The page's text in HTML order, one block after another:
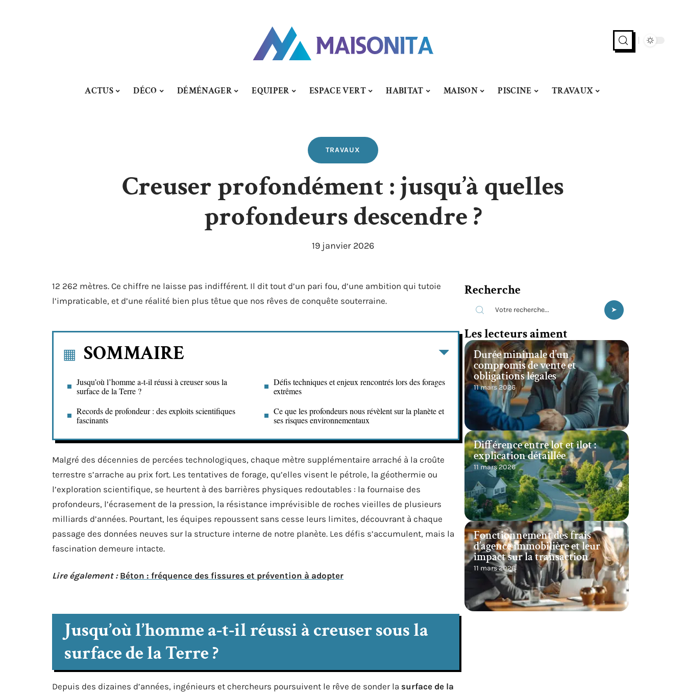
ACTUS DÉCO DÉMÉNAGER EQUIPER ESPACE VERT HABITAT MAISON PISCINE TRAVAUX
TRAVAUX
Creuser profondément : jusqu’à quelles
profondeurs descendre ?
19 janvier 2026
12 262 mètres. Ce chiffre ne laisse pas indifférent. Il dit tout d’un pari fou, d’une ambition qui tutoie
l’impraticable, et d’une réalité bien plus têtue que nos rêves de conquête souterraine.
SOMMAIRE
Jusqu’où l’homme a-t-il réussi à creuser sous la
surface de la Terre ?
Records de profondeur : des exploits scientifiques
fascinants
Défis techniques et enjeux rencontrés lors des forages
extrêmes
Ce que les profondeurs nous révèlent sur la planète et
ses risques environnementaux
Malgré des décennies de percées technologiques, chaque mètre supplémentaire arraché à la croûte
terrestre s’arrache au prix fort. Les tentatives de forage, qu’elles visent le pétrole, la géothermie ou
l’exploration scientifique, se heurtent à des barrières physiques redoutables : la fournaise des
profondeurs, l’écrasement de la pression, la résistance imprévisible de roches vieilles de plusieurs
milliards d’années. Pourtant, les équipes repoussent sans cesse leurs limites, découvrant à chaque
passage des données neuves sur la structure interne de notre planète. Les défis s’accumulent, mais la
fascination demeure intacte.
Lire également : Béton : fréquence des fissures et prévention à adopter
Jusqu’où l’homme a-t-il réussi à creuser sous la
surface de la Terre ?
Depuis des dizaines d’années, ingénieurs et chercheurs poursuivent le rêve de sonder la surface de la
Recherche
Les lecteurs aiment
Durée minimale d’un
compromis de vente et
obligations légales
11 mars 2026
Différence entre lot et îlot :
explication détaillée
11 mars 2026
Fonctionnement des frais
d’agence immobilière et leur
impact sur la transaction
11 mars 2026